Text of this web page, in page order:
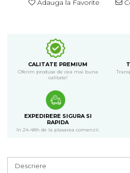
Adauga la Favorite
CALITATE PREMIUM
Oferim produse de cea mai buna
calitate!
EXPEDIRERE SIGURA SI
RAPIDA
In 24-48h de la plasarea comenzii.
Descriere